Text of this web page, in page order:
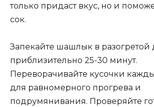
только придаст вкус, но и
сок.
Запекайте шашлык в разогретой
приблизительно 25-30 минут.
Переворачивайте кусочки
для равномерного прогрева и
подрумянивания. Проверяйте